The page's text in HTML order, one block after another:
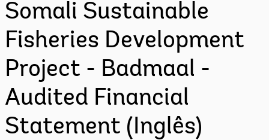
Somali Sustainable
Fisheries Development
Project - Badmaal -
Audited Financial
Statement (Inglês)